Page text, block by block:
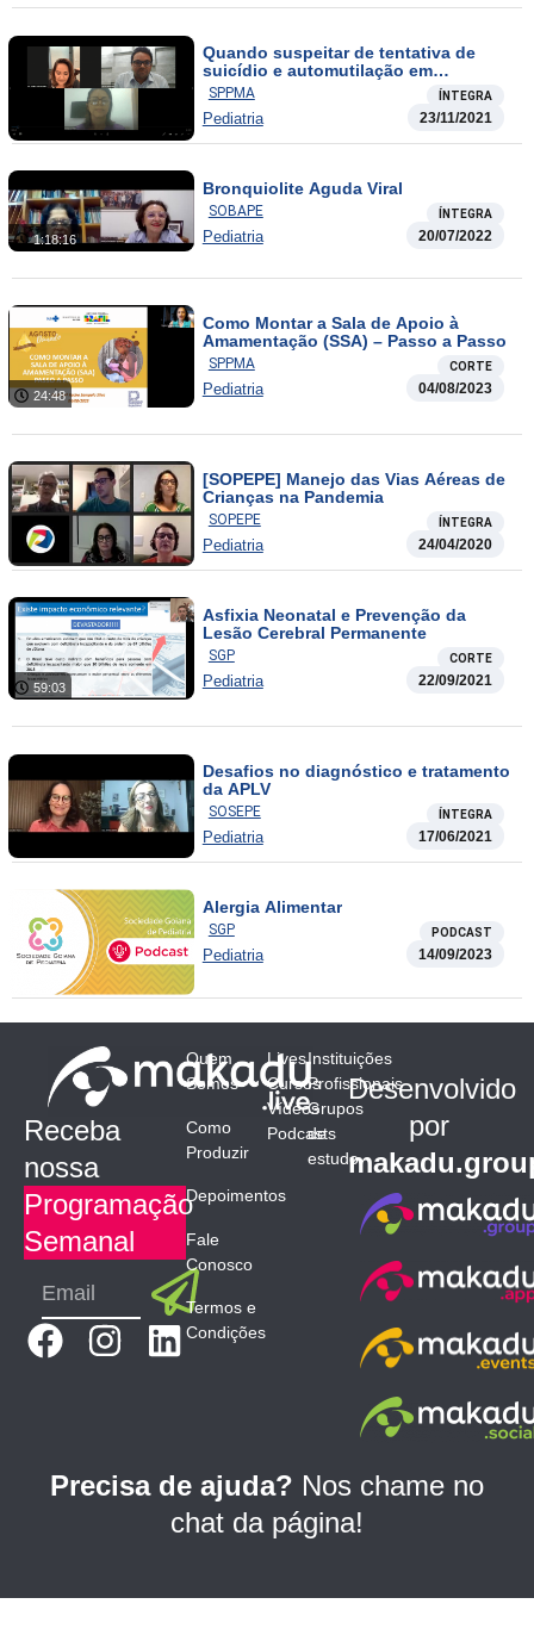
Quando suspeitar de tentativa de
suicídio e automutilação em
adolescente
SPPMA ÍNTEGRA
Pediatria 23/11/2021
1:18:16
Bronquiolite Aguda Viral
SOBAPE ÍNTEGRA
Pediatria 20/07/2022
24:48
Como Montar a Sala de Apoio à
Amamentação (SSA) – Passo a Passo
SPPMA CORTE
Pediatria 04/08/2023
[SOPEPE] Manejo das Vias Aéreas de
Crianças na Pandemia
SOPEPE ÍNTEGRA
Pediatria 24/04/2020
59:03
Asfixia Neonatal e Prevenção da
Lesão Cerebral Permanente
SGP CORTE
Pediatria 22/09/2021
Desafios no diagnóstico e tratamento
da APLV
SOSEPE ÍNTEGRA
Pediatria 17/06/2021
Alergia Alimentar
SGP PODCAST
Pediatria 14/09/2023
Receba
nossa
Programação
Semanal
Email Submit
F
b
k
I
a
a
L
e
d
n
Quem
Somos
Como
Produzir
Depoimentos
Fale
Conosco
Termos e
Condições
Lives
Cursos
Vídeos
Podcasts
Instituições
Profissionais
Grupos
de
estudo
Desenvolvido
por
Precisa de ajuda? Nos chame no
chat da página!